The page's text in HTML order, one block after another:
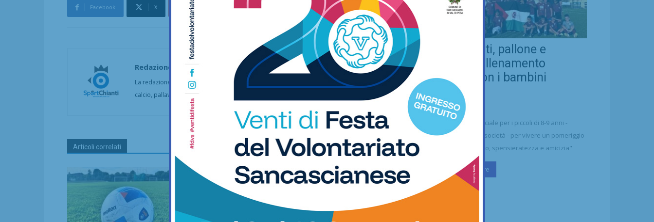
Facebook X Pinterest WhatsApp
Redazione
La redazione di SportChianti dà spazio, ogni giorno, a tutti gli sport nei comuni chiantigiani:
calcio, pallavolo, basket, pallamano, baseball, karate, danza, ginnastica, ciclismo...
Articoli correlati
Real Chianti, pallone e
bellezza: allenamento
insieme con i bambini
Saharawi
Calcio 21/07/2026
"Un'occasione speciale per i piccoli di 8-9 anni -
sottolineano dalla società - per vivere un pomeriggio
di puro divertimento, spensieratezza e amicizia"
Continua a leggere